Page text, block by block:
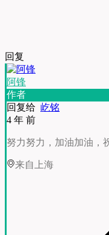
回复
阿锋
作者
回复给 屹铭
4 年 前
努力努力，加油加油，
来自上海